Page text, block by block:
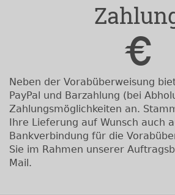
Neben der Vorabüberweisung
PayPal und Barzahlung (bei
Zahlungsmöglichkeiten an.
Ihre Lieferung auf Wunsch auch
Bankverbindung für die
Sie im Rahmen unserer
Mail.